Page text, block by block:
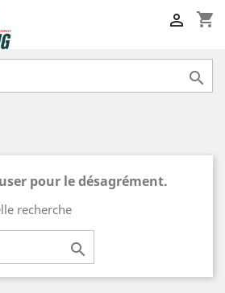
shopping_cart


pour le désagrément.
recherche
